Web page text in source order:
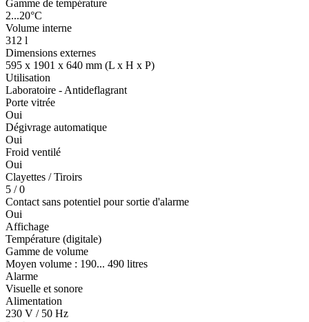
Gamme de température
2...20°C
Volume interne
312 l
Dimensions externes
595 x 1901 x 640 mm (L x H x P)
Utilisation
Laboratoire - Antideflagrant
Porte vitrée
Oui
Dégivrage automatique
Oui
Froid ventilé
Oui
Clayettes / Tiroirs
5 / 0
Contact sans potentiel pour sortie d'alarme
Oui
Affichage
Température (digitale)
Gamme de volume
Moyen volume : 190... 490 litres
Alarme
Visuelle et sonore
Alimentation
230 V / 50 Hz